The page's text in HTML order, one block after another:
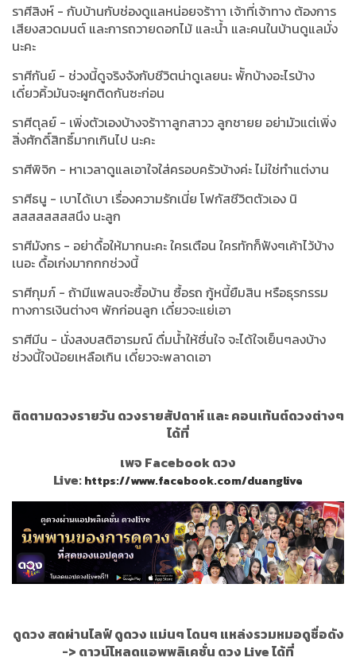
ราศีสิงห์ - กับบ้านกับช่องดูแลหน่อยจร้าาา เจ้าที่เจ้าทาง ต้องการ
เสียงสวดมนต์ และการถวายดอกไม้ และน้ำ และคนในบ้านดูแลมั่ง
นะคะ
ราศีกันย์ - ช่วงนี้ดูจริงจังกับชีวิตน่าดูเลยนะ พัักบ้างอะไรบ้าง
เดี๋ยวคิ้วมันจะผูกติดกันซะก่อน
ราศีตุลย์ - เพิ่งตัวเองบ้างจร้าาาลูกสาวว ลูกชายย อย่ามัวแต่เพิ่ง
สิ่งศักดิ์สิทธิ์มากเกินไป นะคะ
ราศีพิจิก - หาเวลาดูแลเอาใจใส่ครอบครัวบ้างค่ะ ไม่ใช่ทำแต่งาน
ราศีธนู - เบาได้เบา เรื่องความรักเนี่ย โฟกัสชีวิตตัวเอง นิ
สสสสสสสสนึง นะลูก
ราศีมังกร - อย่าดื้อให้มากนะคะ ใครเตือน ใครทักก็ฟังๆเค้าไว้บ้าง
เนอะ ดื้อเก่งมากกกช่วงนี้
ราศีกุมภ์ - ถ้ามีแพลนจะซื้อบ้าน ซื้อรถ กู้หนี้ยืมสิน หรือธุรกรรม
ทางการเงินต่างๆ พักก่อนลูก เดี๋ยวจะแย่เอา
ราศีมีน - นั่งสงบสติอารมณ์ ดื่มน้ำให้ชื่นใจ จะได้ใจเย็นๆลงบ้าง
ช่วงนี้ใจน้อยเหลือเกิน เดี๋ยวจะพลาดเอา
ติดตามดวงรายวัน ดวงรายสัปดาห์ และ คอนเท้นต์ดวงต่างๆ
ได้ที่
เพจ Facebook ดวง
Live:https://www.facebook.com/duanglive
ดูดวง สดผ่านไลฟ์ ดูดวง แม่นๆ โดนๆ แหล่งรวมหมอดูชื่อดัง
-> ดาวน์โหลดแอพพลิเคชั่น ดวง Live ได้ที่